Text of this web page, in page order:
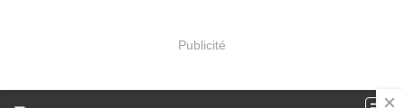
Publicité